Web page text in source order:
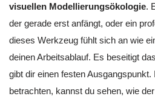
visuellen Modellierungsökologie.
der gerade erst anfängt, oder ein
dieses Werkzeug fühlt sich an wie
deinen Arbeitsablauf. Es beseitigt
gibt dir einen festen
betrachten, kannst du sehen, wie der